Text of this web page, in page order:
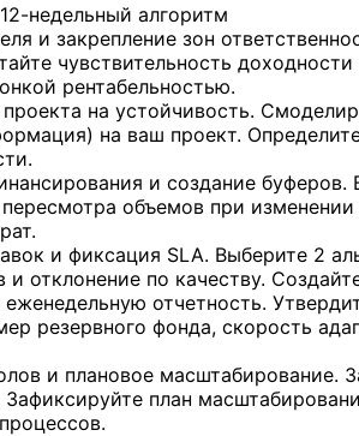
недельный алгоритм
и закрепление зон
чувствительность
рентабельностью.
на устойчивость.
на ваш проект.
и создание
объемов при
и фиксация SLA. Выберите 2
отклонение по качеству.
отчетность.
резервного фонда, скорость
и плановое
план